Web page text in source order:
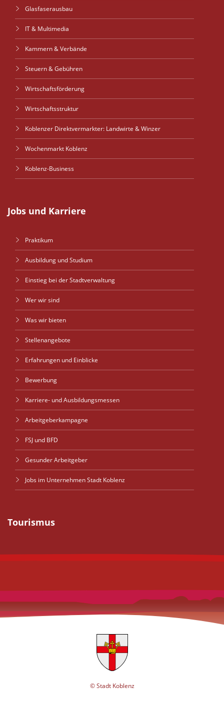
Glasfaserausbau
IT & Multimedia
Kammern & Verbände
Steuern & Gebühren
Wirtschaftsförderung
Wirtschaftsstruktur
Koblenzer Direktvermarkter: Landwirte & Winzer
Wochenmarkt Koblenz
Koblenz-Business
Jobs und Karriere
Praktikum
Ausbildung und Studium
Einstieg bei der Stadtverwaltung
Wer wir sind
Was wir bieten
Stellenangebote
Erfahrungen und Einblicke
Bewerbung
Karriere- und Ausbildungsmessen
Arbeitgeberkampagne
FSJ und BFD
Gesunder Arbeitgeber
Jobs im Unternehmen Stadt Koblenz
Tourismus
© Stadt Koblenz